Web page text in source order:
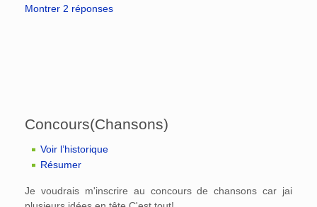
Montrer 2 réponses
Concours(Chansons)
Voir l’historique
Résumer
Je voudrais m'inscrire au concours de chansons car jai